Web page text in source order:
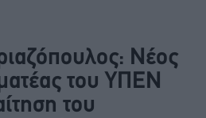
Νέος
του ΥΠΕΝ
του